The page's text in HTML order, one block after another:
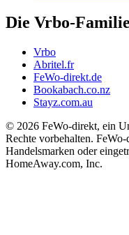
Die Vrbo-Familie
Vrbo
Abritel.fr
FeWo-direkt.de
Bookabach.co.nz
Stayz.com.au
© 2026 FeWo-direkt, ein
Rechte vorbehalten.
Handelsmarken oder
HomeAway.com, Inc.